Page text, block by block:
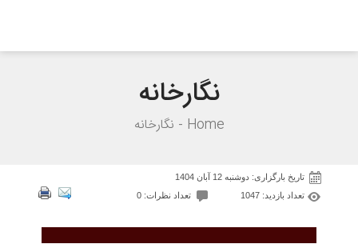
نگارخانه
Home نگارخانه
تاریخ بارگزاری: دوشنبه 12 آبان 1404
تعداد بازدید: 1047
تعداد نظرات: 0